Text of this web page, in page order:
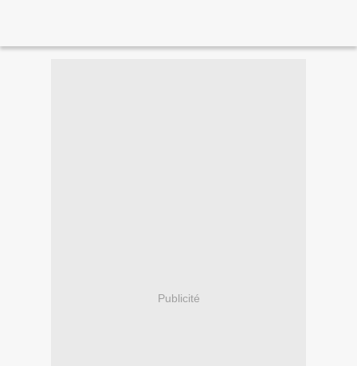
Publicité